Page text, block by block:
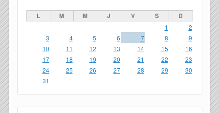
L M M J V S D
1
2
3
4 5 6 7 8
9
10
11 12 13 14 15
16
17
18 19 20 21 22
23
24
25 26 27 28 29
30
31